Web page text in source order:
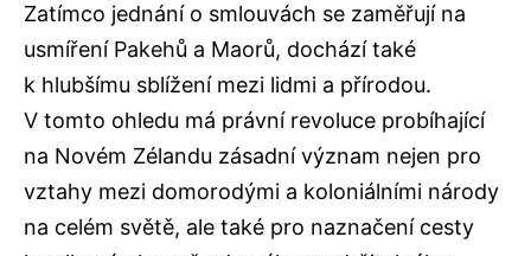
Zatímco jednání o smlouvách se zaměřují na
usmíření Pakehů a Maorů, dochází také
k hlubšímu sblížení mezi lidmi a přírodou.
V tomto ohledu má právní revoluce probíhající
na Novém Zélandu zásadní význam nejen pro
vztahy mezi domorodými a koloniálními národy
na celém světě, ale také pro naznačení cesty